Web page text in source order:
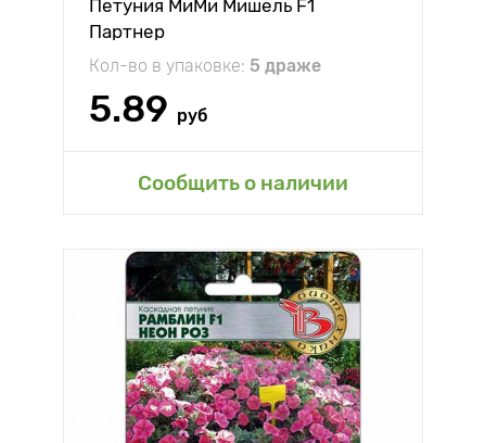
Петуния МиМи Мишель F1
Партнер
Кол-во в упаковке: 5 драже
5.89 руб
Сообщить о наличии